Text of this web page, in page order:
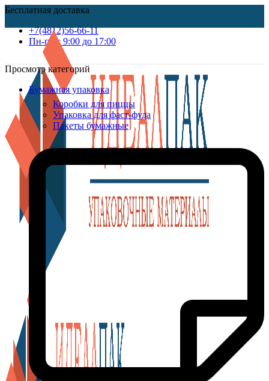
Бесплатная доставка
+7(4812)56-66-11
Пн-пт c 9:00 до 17:00
Просмотр категорий
Бумажная упаковка
Коробки для пиццы
Упаковка для фаст-фуда
Пакеты бумажные